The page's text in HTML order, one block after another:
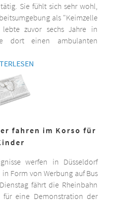
Sie fühlt sich sehr wohl,
als "Keimzelle
zuvor sechs Jahre in
dort einen ambulanten
fahren im Korso für
werfen in Düsseldorf
Form von Werbung auf Bus
fährt die Rheinbahn
für eine Demonstration der